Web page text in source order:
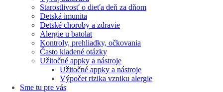
Starostlivosť o dieťa deň za dňom
Detská imunita
Detské choroby a zdravie
Alergie u batolat
Kontroly, prehliadky, očkovania
Často kladené otázky
Užitočné appky a nástroje
Užitočné appky a nástroje
Výpočet rizika vzniku alergie
Sme tu pre vás